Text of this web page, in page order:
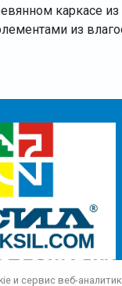
каркасе
из
и сервис веб-